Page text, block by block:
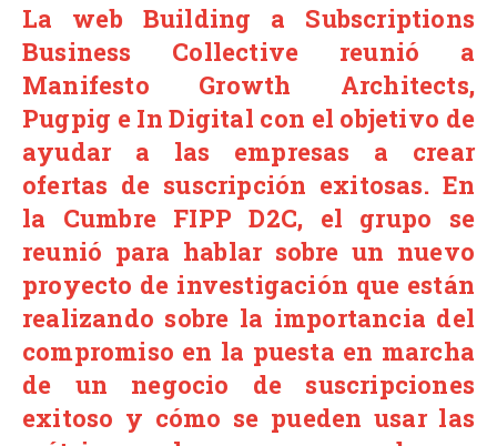
La web Building a Subscriptions
Business Collective reunió a
Manifesto Growth Architects,
Pugpig e In Digital con el objetivo de
ayudar a las empresas a crear
ofertas de suscripción exitosas. En
la Cumbre FIPP D2C, el grupo se
reunió para hablar sobre un nuevo
proyecto de investigación que están
realizando sobre la importancia del
compromiso en la puesta en marcha
de un negocio de suscripciones
exitoso y cómo se pueden usar las